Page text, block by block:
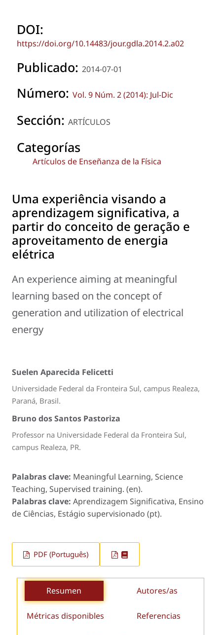
DOI:
https://doi.org/10.14483/jour.gdla.2014.2.a02
Publicado: 2014-07-01
Número: Vol. 9 Núm. 2 (2014): Jul-Dic
Sección: ARTÍCULOS
Categorías
Artículos de Enseñanza de la Física
Uma experiência visando a
aprendizagem significativa, a
partir do conceito de geração e
aproveitamento de energia
elétrica
An experience aiming at meaningful
learning based on the concept of
generation and utilization of electrical
energy
Suelen Aparecida Felicetti
Universidade Federal da Fronteira Sul, campus Realeza,
Paraná, Brasil.
Bruno dos Santos Pastoriza
Professor na Universidade Federal da Fronteira Sul,
campus Realeza, PR.
Palabras clave: Meaningful Learning, Science
Teaching, Supervised training. (en).
Palabras clave: Aprendizagem Significativa, Ensino
de Ciências, Estágio supervisionado (pt).
PDF (Português)
Resumen Autores/as
Métricas disponibles Referencias